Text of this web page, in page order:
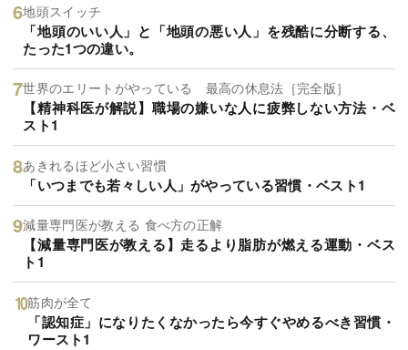
地頭スイッチ
「地頭のいい人」と「地頭の悪い人」を残酷に分断する、
たった1つの違い。
世界のエリートがやっている 最高の休息法［完全版］
【精神科医が解説】職場の嫌いな人に疲弊しない方法・ベ
スト1
あきれるほど小さい習慣
「いつまでも若々しい人」がやっている習慣・ベスト1
減量専門医が教える 食べ方の正解
【減量専門医が教える】走るより脂肪が燃える運動・ベス
ト1
筋肉が全て
「認知症」になりたくなかったら今すぐやめるべき習慣・
ワースト1